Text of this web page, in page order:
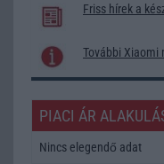
Friss hírek a
További Xiaomi
PIACI ÁR
Nincs elegendő adat